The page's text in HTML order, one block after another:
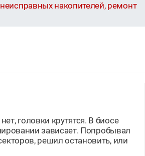
накопителей, ремонт
головки крутятся. В биосе
зависает. Попробывал
решил остановить, или